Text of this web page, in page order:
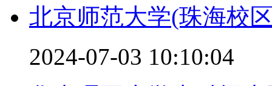
北京师范大学(珠海校
2024-07-03 10:10:04